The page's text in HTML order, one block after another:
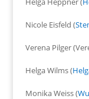
Nicole Eisfeld (
Verena Pilger
Helga Wilms (
Monika Weiss (